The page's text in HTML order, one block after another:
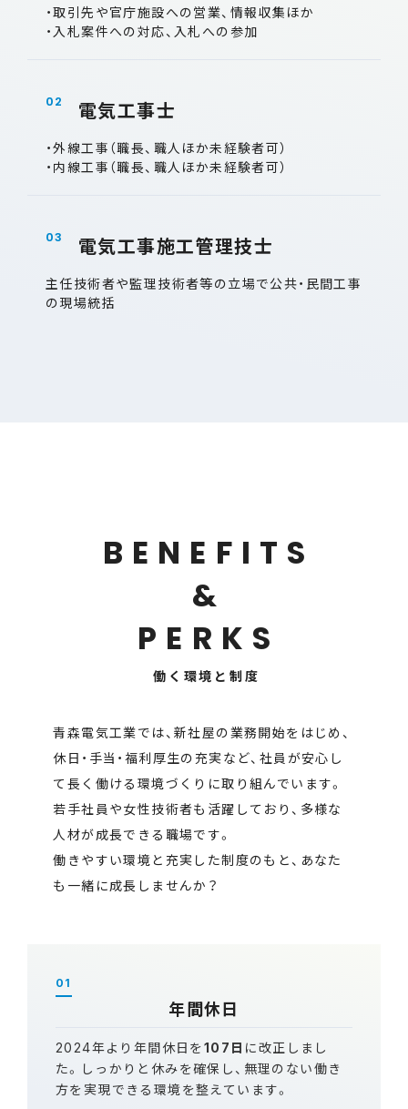
・取引先や官庁施設への営業、情報収集ほか
・入札案件への対応、入札への参加
電気工事士
・外線工事（職長、職人ほか未経験者可）
・内線工事（職長、職人ほか未経験者可）
電気工事施工管理技士
主任技術者や監理技術者等の立場で公共・民間工事
の現場統括
B E N E F I T S
&
P E R K S
働く環境と制度
青森電気工業では、新社屋の業務開始をはじめ、
休日・手当・福利厚生の充実など、社員が安心し
て長く働ける環境づくりに取り組んでいます。
若手社員や女性技術者も活躍しており、多様な
人材が成長できる職場です。
働きやすい環境と充実した制度のもと、あなた
も一緒に成長しませんか？
01
年間休日
2024年より年間休日を107日 に改正しまし
た。しっかりと休みを確保し、無理のない働き
方を実現できる環境を整えています。